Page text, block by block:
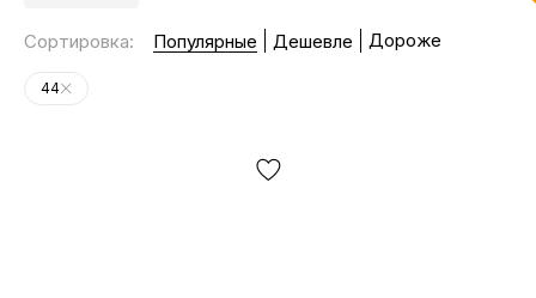
Сортировка: Популярные Дешевле Дороже
44